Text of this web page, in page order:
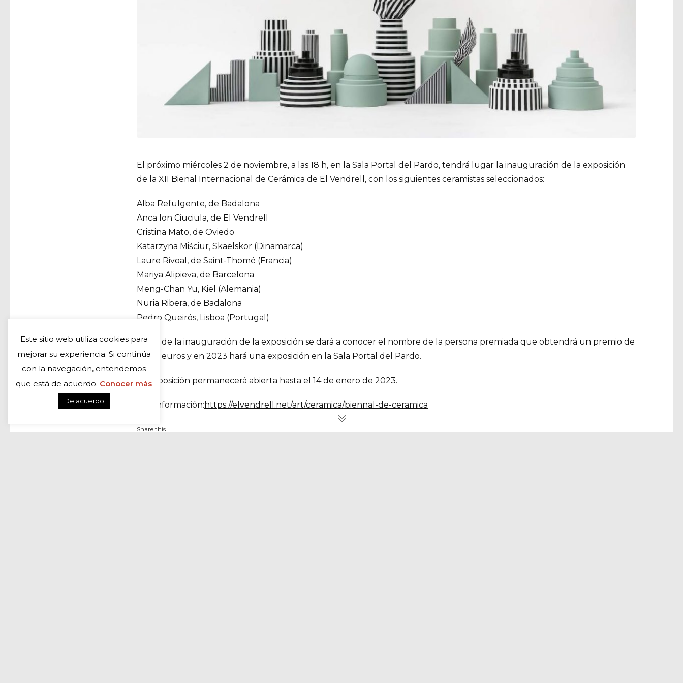
El próximo miércoles 2 de noviembre, a las 18 h, en la Sala Portal del Pardo, tendrá lugar la inauguración de la exposición
de la XII Bienal Internacional de Cerámica de El Vendrell, con los siguientes ceramistas seleccionados:
Alba Refulgente, de Badalona
Anca Ion Ciuciula, de El Vendrell
Cristina Mato, de Oviedo
Katarzyna Miściur, Skaelskor (Dinamarca)
Laure Rivoal, de Saint-Thomé (Francia)
Mariya Alipieva, de Barcelona
Meng-Chan Yu, Kiel (Alemania)
Nuria Ribera, de Badalona
Pedro Queirós, Lisboa (Portugal)
El día de la inauguración de la exposición se dará a conocer el nombre de la persona premiada que obtendrá un premio de
4.300 euros y en 2023 hará una exposición en la Sala Portal del Pardo.
La exposición permanecerá abierta hasta el 14 de enero de 2023.
Más información: https://elvendrell.net/art/ceramica/biennal-de-ceramica
Share this…
Este sitio web utiliza cookies para
mejorar su experiencia. Si continúa
con la navegación, entendemos
que está de acuerdo. Conocer más
De acuerdo